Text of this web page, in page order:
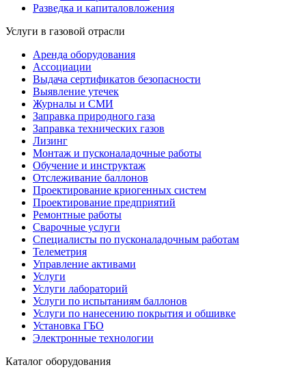
Разведка и капиталовложения
Услуги в газовой отрасли
Аренда оборудования
Ассоциации
Выдача сертификатов безопасности
Выявление утечек
Журналы и СМИ
Заправка природного газа
Заправка технических газов
Лизинг
Монтаж и пусконаладочные работы
Обучение и инструктаж
Отслеживание баллонов
Проектирование криогенных систем
Проектирование предприятий
Ремонтные работы
Сварочные услуги
Специалисты по пусконаладочным работам
Телеметрия
Управление активами
Услуги
Услуги лабораторий
Услуги по испытаниям баллонов
Услуги по нанесению покрытия и обшивке
Установка ГБО
Электронные технологии
Каталог оборудования